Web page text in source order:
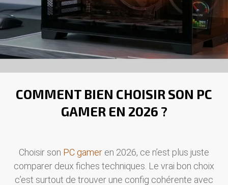
COMMENT BIEN CHOISIR SON PC
GAMER EN 2026 ?
Choisir son PC gamer en 2026, ce n’est plus juste
comparer deux fiches techniques. Le vrai bon choix
c’est surtout de trouver une config cohérente avec